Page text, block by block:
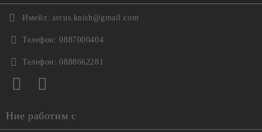
Имейл: arcus.knish@gmail.com
Телефон: 0887000404
Телефон: 0888662281
Ние работим с